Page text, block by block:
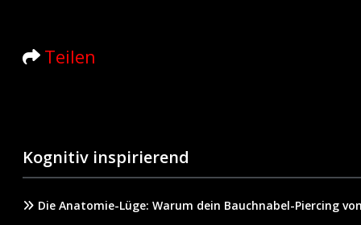
Teilen
Kognitiv inspirierend
Die Anatomie-Lüge: Warum dein Bauchnabel-Piercing